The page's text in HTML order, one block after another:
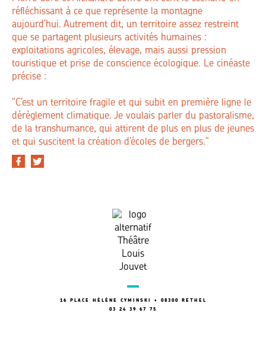
réfléchissant à ce que représente la montagne
aujourd’hui. Autrement dit, un territoire assez restreint
que se partagent plusieurs activités humaines :
exploitations agricoles, élevage, mais aussi pression
touristique et prise de conscience écologique. Le cinéaste
précise :
"C’est un territoire fragile et qui subit en première ligne le
dérèglement climatique. Je voulais parler du pastoralisme,
de la transhumance, qui attirent de plus en plus de jeunes
et qui suscitent la création d’écoles de bergers."
16 PLACE HÉLÈNE CYMINSKI • 08300 RETHEL
03 24 39 67 75